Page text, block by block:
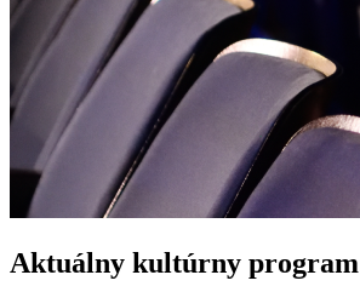
Aktuálny kultúrny program